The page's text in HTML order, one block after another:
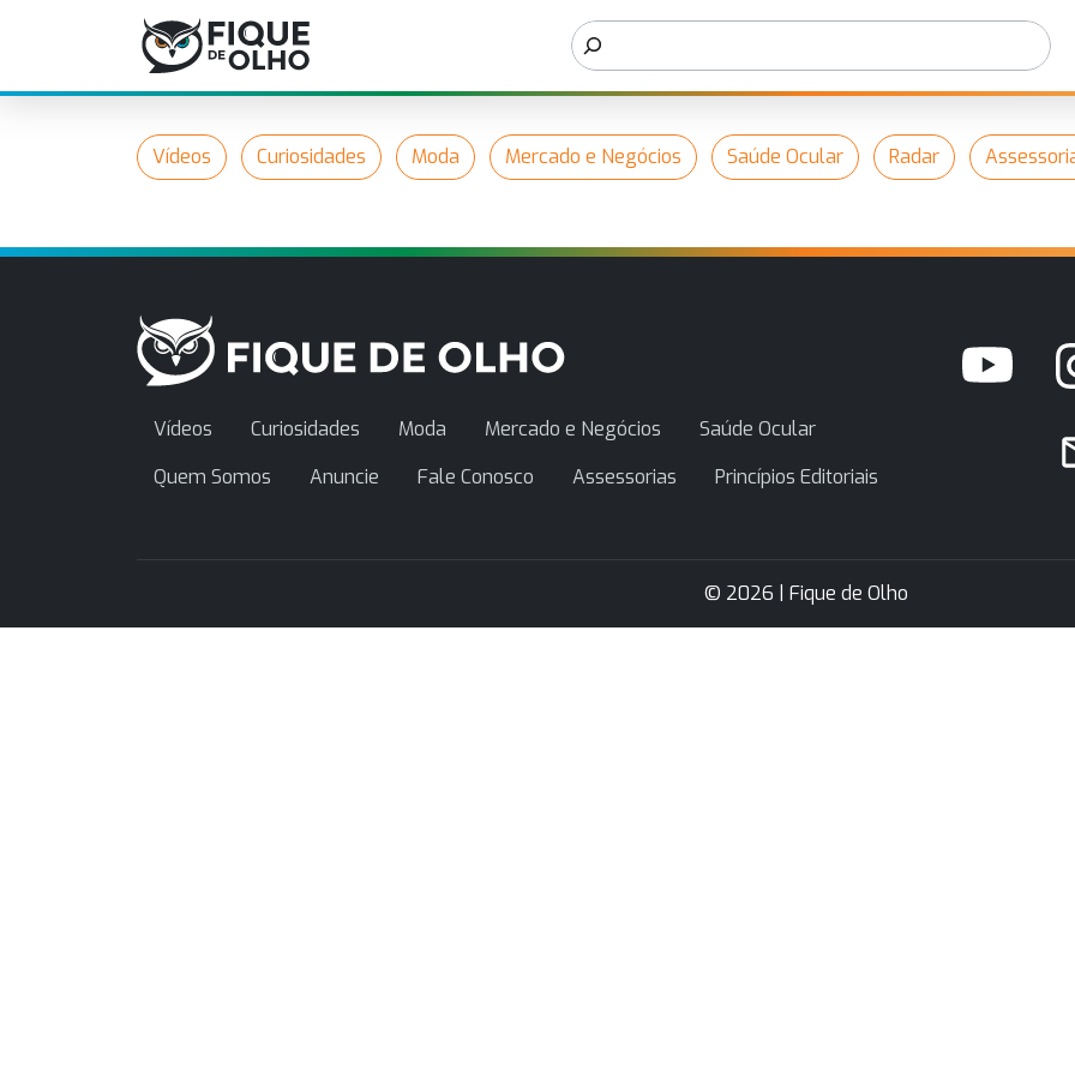
Vídeos Curiosidades Moda Mercado e Negócios Saúde Ocular Radar
Vídeos Curiosidades Moda Mercado e Negócios
Saúde Ocular
Quem Somos
Anuncie Fale Conosco Assessorias Princípios Editoriais
© 2026 | Fique de Olho